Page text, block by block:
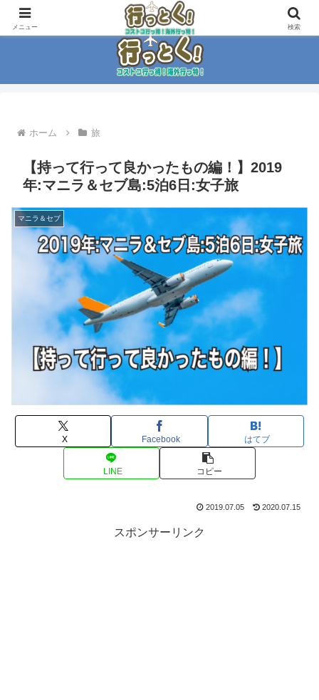
コストコ大好き家族がイチ押商品紹介！！
ホーム 旅
【持って行って良かったもの編！】2019
年:マニラ＆セブ島:5泊6日:女子旅
マニラ＆セブ
X Facebook はてブ
LINE コピー
2019.07.05 2020.07.15
スポンサーリンク
メニュー 検索